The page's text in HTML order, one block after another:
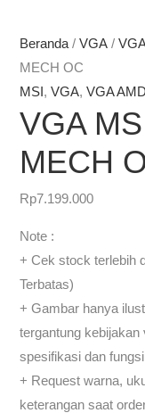
Beranda /VGA /
MECH OC
MSI ,VGA,VGA
VGA
MECH
Rp7.199.000
Note :
+ Cek stock terlebih
Terbatas)
+ Gambar hanya
tergantung kebijakan
spesifikasi dan
+ Request warna,
keterangan saat